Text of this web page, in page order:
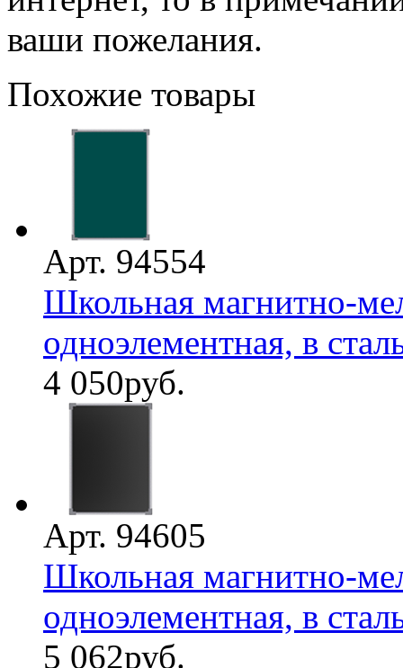
ваши пожелания.
Похожие товары
Арт. 94554
Школьная магнитно-
одноэлементная, в
4 050руб.
Арт. 94605
Школьная магнитно-
одноэлементная, в
5 062руб.